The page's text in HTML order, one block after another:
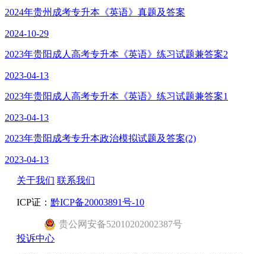
2024年贵州成考专升本《英语》真题及答案
2024-10-29
2023年贵阳成人高考专升本《英语》练习试题兼答案2
2023-04-13
2023年贵阳成人高考专升本《英语》练习试题兼答案1
2023-04-13
2023年贵阳成考专升本政治模拟试题及答案(2)
2023-04-13
关于我们 联系我们
ICP证： 黔ICP备20003891号-10
贵公网安备52010202002387号
投诉中心